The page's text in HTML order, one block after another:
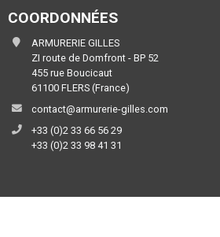
COORDONNÉES
ARMURERIE GILLES
ZI route de Domfront - BP 52
455 rue Boucicaut
61100 FLERS (France)
contact@armurerie-gilles.com
+33 (0)2 33 66 56 29
+33 (0)2 33 98 41 31